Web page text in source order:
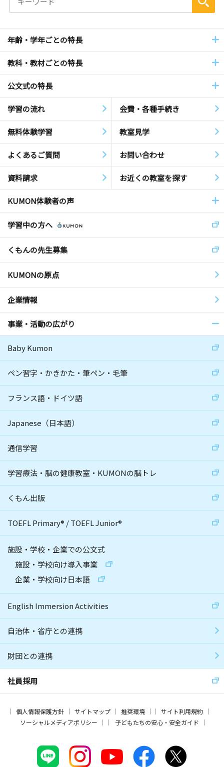
年齢・学年ごとの特長
教科・教材ごとの特長
公文式の特長
学習の流れ 会費・各種手続き
無料体験学習 教室見学
よくあるご質問 お問い合わせ
資料請求 お近くの教室を探す
KUMON体験者の声
学習中の方へ
くもんの先生募集
KUMONの原点
企業情報
事業・活動の広がり
Baby Kumon
ペン習字・かきかた・筆ペン・毛筆
フランス語・ドイツ語
Japanese（日本語）
通信学習
学習療法・脳の健康教室・KUMONの脳トレ
くもん出版
TOEFL Primary® /TOEFL Junior®
施設・学校・企業での公文式
施設・学校向け導入事業
企業・学校向け日本語
English Immersion Activities
自治体・省庁との連携
財団との連携
社員採用
個人情報保護方針 サイトマップ 推奨環境
サイト利用規約
ソーシャルメディアポリシー
子どもたちの安心・安全ガイド